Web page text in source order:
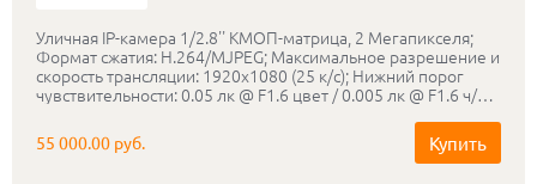
Уличная IP-камера 1/2.8'' КМОП-матрица, 2 Мегапикселя;
Формат сжатия: H.264/MJPEG; Максимальное разрешение и
скорость трансляции: 1920х1080 (25 к/с); Нижний порог
чувствительности: 0.05 лк @ F1.6 цвет / 0.005 лк @ F1.6 ч/б;
Трансфокатор: 5.1-61.2 мм; ИК-подсветка: До 100 метров;
Соответствие стандартам ONVIF; Класс защиты: IP66;
Диапазон рабочих температур: -40…+60°С; Питание: PoE
55 000.00 руб. Купить